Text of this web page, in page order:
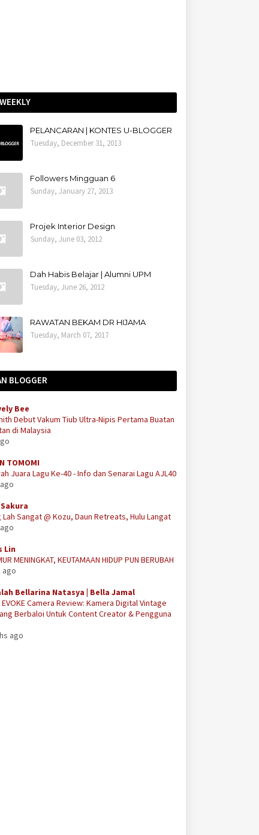
PELANCARAN | KONTES U-BLOGGER
Tuesday, December 31, 2013
Followers Mingguan 6
Sunday, January 27, 2013
Projek Interior Design
Sunday, June 03, 2012
Dah Habis Belajar | Alumni UPM
Tuesday, June 26, 2012
RAWATAN BEKAM DR HIJAMA
Tuesday, March 07, 2017
BLOGGER
Bee
Debut Vakum Tiub Ultra-Nipis Pertama Buatan
di Malaysia
TOMOMI
Juara Lagu Ke-40 - Info dan Senarai Lagu AJL40
Lah Sangat @ Kozu, Daun Retreats, Hulu Langat
Lin
MENINGKAT, KEUTAMAAN HIDUP PUN BERUBAH
ago
Bellarina Natasya | Bella Jamal
EVOKE Camera Review: Kamera Digital Vintage
Berbaloi Untuk Content Creator & Pengguna
ago